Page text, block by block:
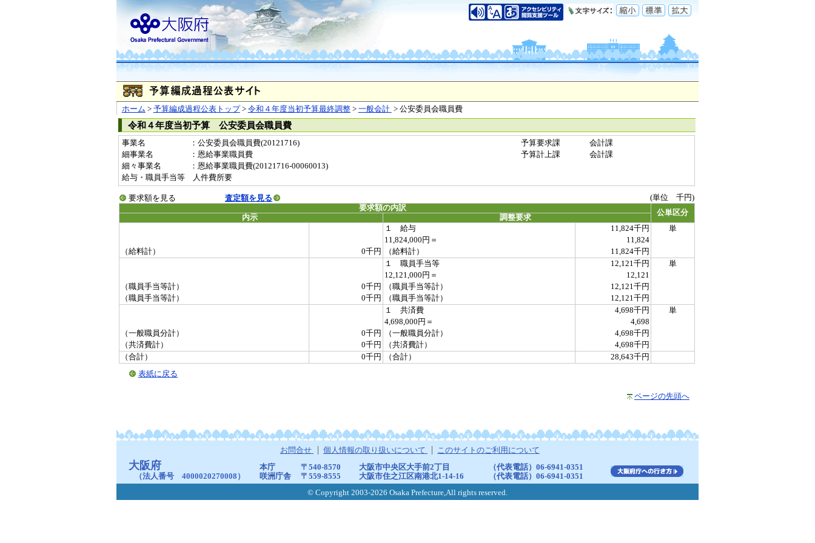
ホーム > 予算編成過程公表トップ> 令和４年度当初予算最終調整> 一般会計 > 公安委員会職員費
令和４年度当初予算 公安委員会職員費
事業名 ：公安委員会職員費(20121716) 予算要求課
会計課
細事業名
：恩給事業職員費 予算計上課
会計課
細々事業名
：恩給事業職員費(20121716-00060013)
給与・職員手当等 人件費所要
要求額を見る 査定額を見る
(単位 千円)
要求額の内訳
公単区分
内示
調整要求
１ 給与
11,824千円
単
11,824,000円＝
11,824
（給料計）
0千円 （給料計）
11,824千円
１ 職員手当等
12,121千円
単
12,121,000円＝
12,121
（職員手当等計）
0千円 （職員手当等計）
12,121千円
（職員手当等計）
0千円 （職員手当等計）
12,121千円
１ 共済費
4,698千円
単
4,698,000円＝
4,698
（一般職員分計）
0千円 （一般職員分計）
4,698千円
（共済費計）
0千円 （共済費計）
4,698千円
（合計）
0千円 （合計）
28,643千円
表紙に戻る
ページの先頭へ
お問合せ 個人情報の取り扱いについて このサイトのご利用について
大阪府
（法人番号 4000020270008）
本庁 〒540-8570 大阪市中央区大手前2丁目
（代表電話）06-6941-0351
咲洲庁舎
〒559-8555 大阪市住之江区南港北1-14-16
（代表電話）06-6941-0351
© Copyright 2003-2026 Osaka Prefecture,All rights reserved.